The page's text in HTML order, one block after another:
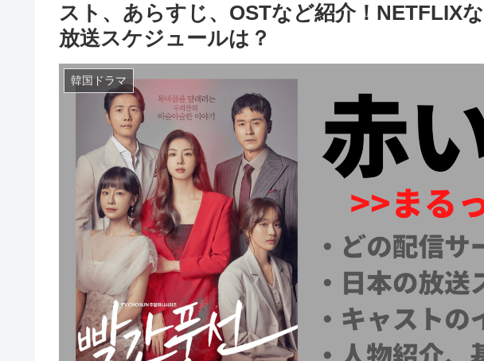
スト、あらすじ、OSTなど紹介！NETFLIX
放送スケジュールは？
韓国ドラマ